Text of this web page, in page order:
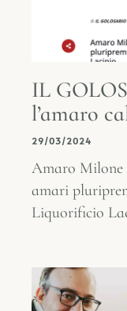
IL
l’amaro
29/03/2024
Amaro Milone
amari
Liquorificio